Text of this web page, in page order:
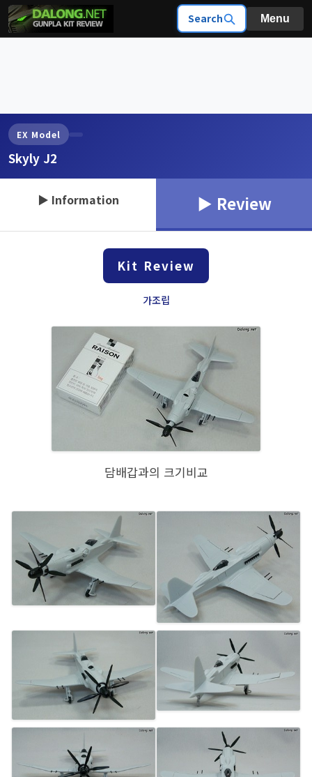
Search Menu
EX Model
Skyly J2
▶ Information ▶ Review
Kit Review
가조립
담배갑과의 크기비교